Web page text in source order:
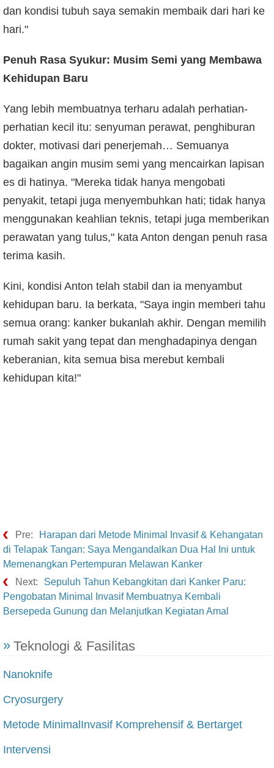
dan kondisi tubuh saya semakin membaik dari hari ke
hari."
Penuh Rasa Syukur: Musim Semi yang Membawa
Kehidupan Baru
Yang lebih membuatnya terharu adalah perhatian-
perhatian kecil itu: senyuman perawat, penghiburan
dokter, motivasi dari penerjemah… Semuanya
bagaikan angin musim semi yang mencairkan lapisan
es di hatinya. "Mereka tidak hanya mengobati
penyakit, tetapi juga menyembuhkan hati; tidak hanya
menggunakan keahlian teknis, tetapi juga memberikan
perawatan yang tulus," kata Anton dengan penuh rasa
terima kasih.
Kini, kondisi Anton telah stabil dan ia menyambut
kehidupan baru. Ia berkata, "Saya ingin memberi tahu
semua orang: kanker bukanlah akhir. Dengan memilih
rumah sakit yang tepat dan menghadapinya dengan
keberanian, kita semua bisa merebut kembali
kehidupan kita!"
Pre:
Harapan dari Metode Minimal Invasif & Kehangatan
di Telapak Tangan: Saya Mengandalkan Dua Hal Ini untuk
Memenangkan Pertempuran Melawan Kanker
Next:
Sepuluh Tahun Kebangkitan dari Kanker Paru:
Pengobatan Minimal Invasif Membuatnya Kembali
Bersepeda Gunung dan Melanjutkan Kegiatan Amal
Teknologi & Fasilitas
Nanoknife
Cryosurgery
Metode MinimalInvasif Komprehensif & Bertarget
Intervensi